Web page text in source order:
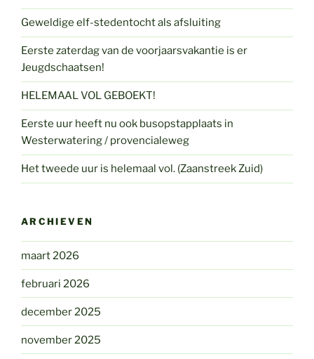
Geweldige elf-stedentocht als afsluiting
Eerste zaterdag van de voorjaarsvakantie is er
Jeugdschaatsen!
HELEMAAL VOL GEBOEKT!
Eerste uur heeft nu ook busopstapplaats in
Westerwatering / provencialeweg
Het tweede uur is helemaal vol. (Zaanstreek Zuid)
ARCHIEVEN
maart 2026
februari 2026
december 2025
november 2025